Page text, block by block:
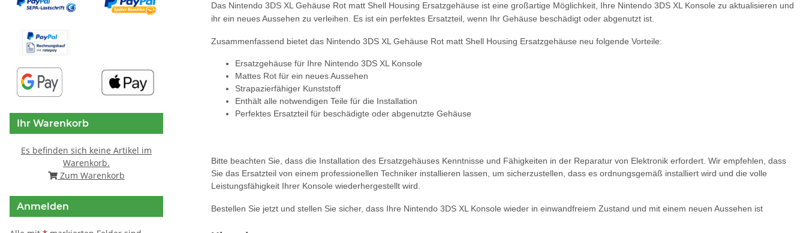
Das Nintendo 3DS XL Gehäuse Rot matt Shell Housing Ersatzgehäuse ist eine großartige Möglichkeit, Ihre Nintendo 3DS XL Konsole zu aktualisieren und
ihr ein neues Aussehen zu verleihen. Es ist ein perfektes Ersatzteil, wenn Ihr Gehäuse beschädigt oder abgenutzt ist.
Zusammenfassend bietet das Nintendo 3DS XL Gehäuse Rot matt Shell Housing Ersatzgehäuse neu folgende Vorteile:
Ersatzgehäuse für Ihre Nintendo 3DS XL Konsole
Mattes Rot für ein neues Aussehen
Strapazierfähiger Kunststoff
Enthält alle notwendigen Teile für die Installation
Perfektes Ersatzteil für beschädigte oder abgenutzte Gehäuse
Bitte beachten Sie, dass die Installation des Ersatzgehäuses Kenntnisse und Fähigkeiten in der Reparatur von Elektronik erfordert. Wir empfehlen, dass
Sie das Ersatzteil von einem professionellen Techniker installieren lassen, um sicherzustellen, dass es ordnungsgemäß installiert wird und die volle
Leistungsfähigkeit Ihrer Konsole wiederhergestellt wird.
Bestellen Sie jetzt und stellen Sie sicher, dass Ihre Nintendo 3DS XL Konsole wieder in einwandfreiem Zustand und mit einem neuen Aussehen ist
Ihr Warenkorb
Es befinden sich keine Artikel im
Warenkorb.
Zum Warenkorb
Anmelden